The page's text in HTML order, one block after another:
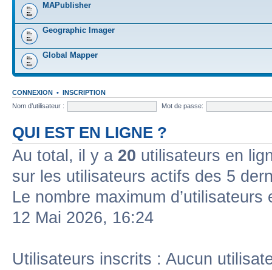
MAPublisher
Geographic Imager
Global Mapper
CONNEXION • INSCRIPTION
Nom d’utilisateur :
Mot de passe:
QUI EST EN LIGNE ?
Au total, il y a 20 utilisateurs en
sur les utilisateurs actifs des 5
Le nombre maximum
12 Mai 2026, 16:24
Utilisateurs inscrits : Aucun